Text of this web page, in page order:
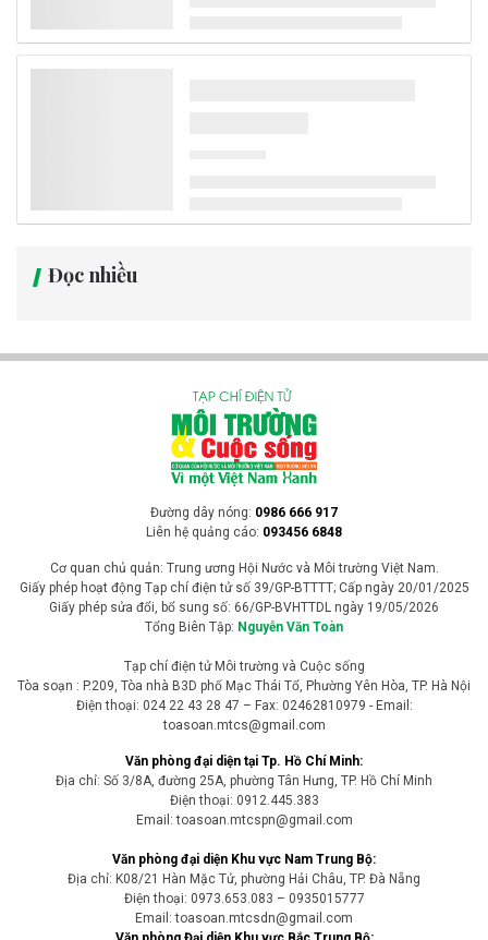
Đọc nhiều
Đường dây nóng: 0986 666 917
Liên hệ quảng cáo: 093456 6848
Cơ quan chủ quản: Trung ương Hội Nước và Môi trường Việt Nam.
Giấy phép hoạt động Tạp chí điện tử số 39/GP-BTTTT; Cấp ngày 20/01/2025
Giấy phép sửa đổi, bổ sung số: 66/GP-BVHTTDL ngày 19/05/2026
Tổng Biên Tập: Nguyễn Văn Toàn
Tạp chí điện tử Môi trường và Cuộc sống
Tòa soạn : P.209, Tòa nhà B3D phố Mạc Thái Tổ, Phường Yên Hòa, TP. Hà Nội
Điện thoại: 024 22 43 28 47 – Fax: 02462810979 - Email:
toasoan.mtcs@gmail.com
Văn phòng đại diện tại Tp. Hồ Chí Minh:
Địa chỉ: Số 3/8A, đường 25A, phường Tân Hưng, TP. Hồ Chí Minh
Điện thoại: 0912.445.383
Email: toasoan.mtcspn@gmail.com
Văn phòng đại diện Khu vực Nam Trung Bộ:
Địa chỉ: K08/21 Hàn Mặc Tử, phường Hải Châu, TP. Đà Nẵng
Điện thoại: 0973.653.083 – 0935015777
Email: toasoan.mtcsdn@gmail.com